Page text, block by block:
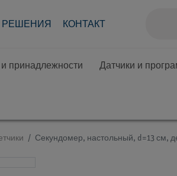
КОНТАКТ
принадлежности Датчики и
Секундомер, настольный, d=13 см,